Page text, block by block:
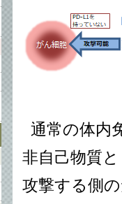
通常の体内
非自己物質
攻撃する側